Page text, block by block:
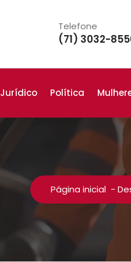
Telefone
(71) 3032-
Jurídico Política
Página inicial -